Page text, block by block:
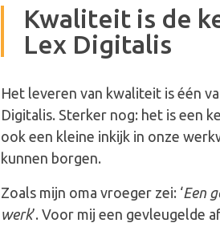
Kwaliteit is de
Lex Digitalis
Het leveren van kwaliteit is één
Digitalis. Sterker nog: het is een
ook een kleine inkijk in onze
kunnen borgen.
Zoals mijn oma vroeger zei: ‘Een
werk’. Voor mij een gevleugelde